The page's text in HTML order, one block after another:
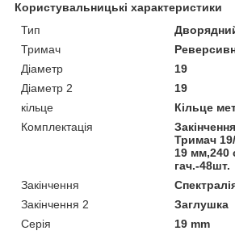
Користувальницькі характеристики
Тип
Тримач
Діаметр
19
Діаметр 2
19
кільце
Кільце
Комплектація
Тримач
19 мм,240
гач.-48шт.
Закінчення
Закінчення 2
Заглушка
Серія
19 mm